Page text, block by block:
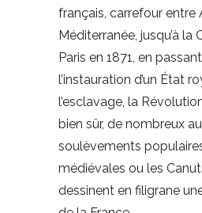
français, carrefour entre
Méditerranée, jusqu’à la
Paris en 1871, en
l’instauration d’un État
l’esclavage, la
bien sûr, de nombreux
soulèvements
médiévales ou les
dessinent en filigrane